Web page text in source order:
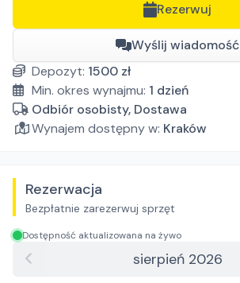
Rezerwuj
Wyślij wiadomość
Depozyt: 1500 zł
Min. okres wynajmu: 1 dzień
Odbiór osobisty, Dostawa
Wynajem dostępny w: Kraków
Rezerwacja
Bezpłatnie zarezerwuj sprzęt
Dostępność aktualizowana na żywo
sierpień 2026